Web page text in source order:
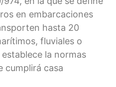
en embarcaciones
hasta 20
fluviales o
la normas
cumplirá casa